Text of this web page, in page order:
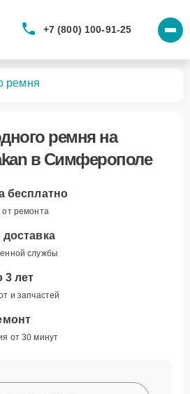
+7 (800) 100-91-25
ремня
ремняна
в Симферополе
бесплатно
от ремонта
доставка
службы
3 лет
и запчастей
от 30 минут